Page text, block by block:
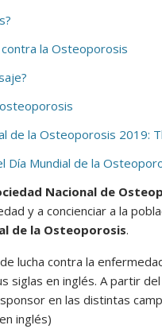
contra la Osteoporosis
de la Osteoporosis 2019:
Día Mundial de la
Nacional de
y a concienciar a la
de la Osteoporosis.
lucha contra la
siglas en inglés. A partir
en las distintas
inglés)